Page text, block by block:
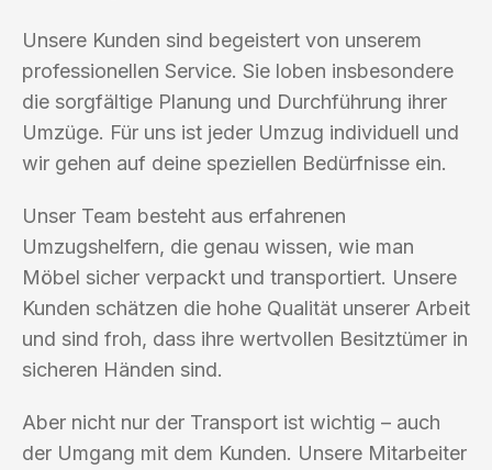
Unsere Kunden sind begeistert von unserem
professionellen Service. Sie loben insbesondere
die sorgfältige Planung und Durchführung ihrer
Umzüge. Für uns ist jeder Umzug individuell und
wir gehen auf deine speziellen Bedürfnisse ein.
Unser Team besteht aus erfahrenen
Umzugshelfern, die genau wissen, wie man
Möbel sicher verpackt und transportiert. Unsere
Kunden schätzen die hohe Qualität unserer Arbeit
und sind froh, dass ihre wertvollen Besitztümer in
sicheren Händen sind.
Aber nicht nur der Transport ist wichtig – auch
der Umgang mit dem Kunden. Unsere Mitarbeiter